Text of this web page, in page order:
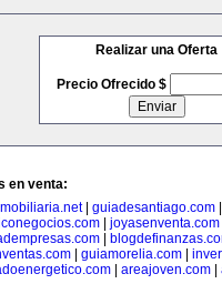
Realizar una Oferta
Precio Ofrecido $
en venta:
| guiadesantiago.com
joyasenventa.com
|
| guiamorelia.com|
| areajoven.com|